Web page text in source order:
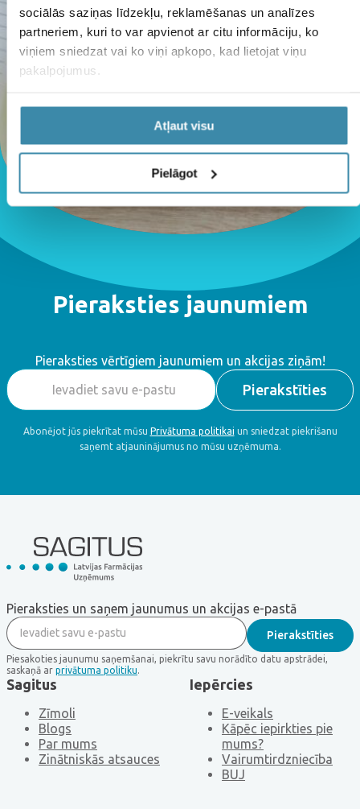
sociālās saziņas līdzekļu, reklamēšanas un analīzes
partneriem, kuri to var apvienot ar citu informāciju, ko
viņiem sniedzat vai ko viņi apkopo, kad lietojat viņu
pakalpojumus.
Atļaut visu
Pielāgot
Pieraksties jaunumiem
Pieraksties vērtīgiem jaunumiem un akcijas ziņām!
Abonējot jūs piekrītat mūsu Privātuma politikai un sniedzat piekrišanu
saņemt atjauninājumus no mūsu uzņēmuma.
Pieraksties un saņem jaunumus un akcijas e-pastā
Piesakoties jaunumu saņemšanai, piekrītu savu norādīto datu apstrādei,
saskaņā ar privātuma politiku.
Sagitus
Zīmoli
Blogs
Par mums
Zinātniskās atsauces
Iepērcies
E-veikals
Kāpēc iepirkties pie
mums?
Vairumtirdzniecība
BUJ